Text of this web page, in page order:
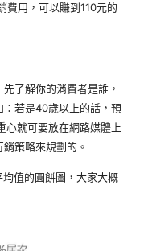
費用，可以賺到110元的
了解你的消費者是誰，
：若是40歲以上的話，預
心就可要放在網路媒體上
策略來規劃的。
值的圓餅圖，大家大概